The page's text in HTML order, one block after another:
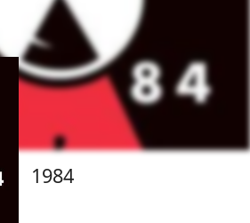
1984